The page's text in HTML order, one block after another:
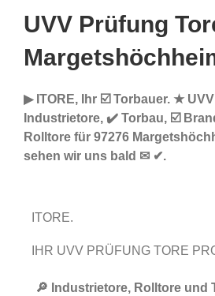
UVV Prüfung
▶︎ ITORE, Ihr ☑️ Torbauer. ★
Industrietore, ✔️ Torbau, ☑️
Rolltore für 97276
sehen wir uns bald ✉ ✔.
ITORE.
IHR UVV PRÜFUNG TORE
🔎 Industrietore, Rolltore und